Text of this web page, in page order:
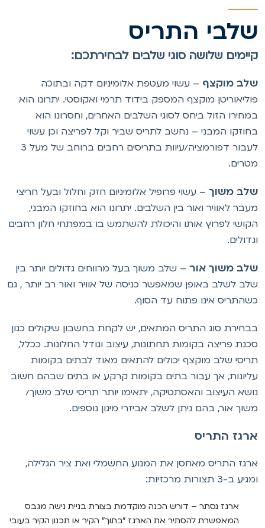
התריס
שלושה סוגי שלבים לבחירתכם:
מוקצף– עשוי מעטפת אלומיניום דקה ובתוכה
מוקצף המספק בידוד תרמי ואקוסטי. יתרונו הוא
הזול ביחס לסוגי השלבים האחרים, וחסרונו הוא
המבני – נחשב לתריס שביר וקל לפריצה וכן עשוי
לעבור דפורמציה/עיוות בתריסים רחבים ברוחב של מעל 3
משוך– עשוי פרופיל אלומיניום חזק וחלול ובעל חריצי
לאוויר ואור בין השלבים. יתרונו הוא בחוזקו המבני,
לפרוץ אותו והיכולת להשתמש בו במפתחי חלון רחבים
משוך אור– שלב משוך בעל מרווחים גדולים יותר בין
לשלב באופן שמאפשר כניסה של אוויר ואור רב יותר , גם
אינו פתוח עד הסוף.
סוג התריס המתאים, יש לקחת בחשבון שיקולים כגון
פריצה בקומות תחתונות, עיצוב וגודל החלונות. ככלל,
שלב מוקצף יכולים להתאים מאוד לבתים בקומות
אך עבור בתים בקומות קרקע או בתים שבהם חשוב
העיצוב והאסתטיקה, יתאימו יותר תריסי שלב משוך/
אור, בהם ניתן לשלב אביזרי מיגון נוספים.
התריס
התריס מאחסן את המנוע החשמלי ואת ציר הגלילה,
ב-3 תצורות מרכזיות:
ארגז נסתר – דורש הכנה מוקדמת בצורת בניית נישה מגבס
המאפשרת להסתיר את הארגז "בתוך" הקיר או תכנון הקיר בעובי